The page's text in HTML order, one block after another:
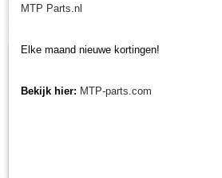
MTP Parts.nl
Elke maand nieuwe kortingen!
Bekijk hier: MTP-parts.com